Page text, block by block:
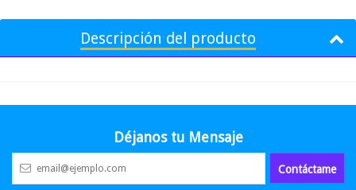
Descripción del producto
Déjanos tu Mensaje